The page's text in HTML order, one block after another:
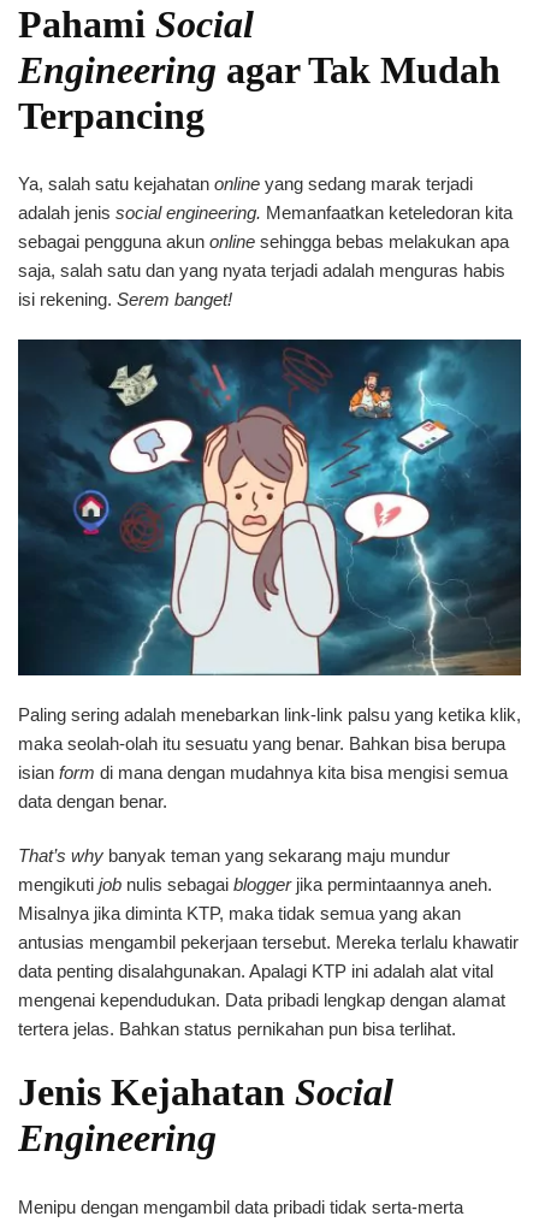
Pahami Social
Engineering agar Tak Mudah
Terpancing
Ya, salah satu kejahatan online yang sedang marak terjadi
adalah jenis social engineering. Memanfaatkan keteledoran kita
sebagai pengguna akun online sehingga bebas melakukan apa
saja, salah satu dan yang nyata terjadi adalah menguras habis
isi rekening. Serem banget!
Paling sering adalah menebarkan link-link palsu yang ketika klik,
maka seolah-olah itu sesuatu yang benar. Bahkan bisa berupa
isian form di mana dengan mudahnya kita bisa mengisi semua
data dengan benar.
That’s why banyak teman yang sekarang maju mundur
mengikuti job nulis sebagai blogger jika permintaannya aneh.
Misalnya jika diminta KTP, maka tidak semua yang akan
antusias mengambil pekerjaan tersebut. Mereka terlalu khawatir
data penting disalahgunakan. Apalagi KTP ini adalah alat vital
mengenai kependudukan. Data pribadi lengkap dengan alamat
tertera jelas. Bahkan status pernikahan pun bisa terlihat.
Jenis Kejahatan Social
Engineering
Menipu dengan mengambil data pribadi tidak serta-merta